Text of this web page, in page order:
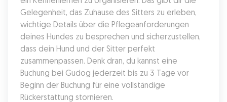
Gelegenheit, das Zuhause des Sitters zu erleben,
wichtige Details über die Pflegeanforderungen
deines Hundes zu besprechen und sicherzustellen,
dass dein Hund und der Sitter perfekt
zusammenpassen. Denk dran, du kannst eine
Buchung bei Gudog jederzeit bis zu 3 Tage vor
Beginn der Buchung für eine vollständige
Rückerstattung stornieren.